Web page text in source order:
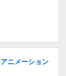
ニメーション